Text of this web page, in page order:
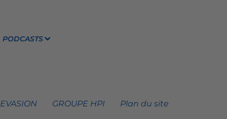
PODCASTS
GROUPE HPI Plan du site